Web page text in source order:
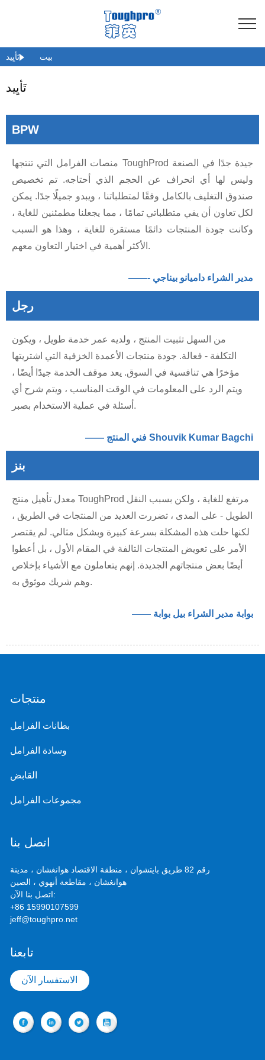
بيت تَأيِيد
تَأيِيد
BPW
منصات الفرامل التي تنتجها ToughProd جيدة جدًا في الصنعة
وليس لها أي انحراف عن الحجم الذي أحتاجه. تم تخصيص
صندوق التغليف بالكامل وفقًا لمتطلباتنا ، ويبدو جميلًا جدًا. يمكن
لكل تعاون أن يفي متطلباتي تمامًا ، مما يجعلنا مطمئنين للغاية ،
وكانت جودة المنتجات دائمًا مستقرة للغاية ، وهذا هو السبب
الأكثر أهمية في اختيار التعاون معهم.
——- مدير الشراء داميانو بيناجي
رجل
من السهل تثبيت المنتج ، ولديه عمر خدمة طويل ، ويكون
التكلفة - فعالة. جودة منتجات الأعمدة الخزفية التي اشتريتها
مؤخرًا هي تنافسية في السوق. يعد موقف الخدمة جيدًا أيضًا ،
ويتم الرد على المعلومات في الوقت المناسب ، ويتم شرح أي
أسئلة في عملية الاستخدام بصبر.
—— فني المنتج Shouvik Kumar Bagchi
بنز
معدل تأهيل منتج ToughProd مرتفع للغاية ، ولكن بسبب النقل
الطويل - على المدى ، تضررت العديد من المنتجات في الطريق ،
لكنها حلت هذه المشكلة بسرعة كبيرة وبشكل مثالي. لم يقتصر
الأمر على تعويض المنتجات التالفة في المقام الأول ، بل أعطوا
أيضًا بعض منتجاتهم الجديدة. إنهم يتعاملون مع الأشياء بإخلاص
وهم شريك موثوق به.
—— بوابة مدير الشراء بيل بوابة
منتجات
بطانات الفرامل
وسادة الفرامل
القابض
مجموعات الفرامل
اتصل بنا
رقم 82 طريق بايتشوان ، منطقة الاقتصاد هوانغشان ، مدينة
هوانغشان ، مقاطعة أنهوي ، الصين
اتصل بنا الآن:
+86 15990107599
jeff@toughpro.net
تابعنا
الاستفسار الآن